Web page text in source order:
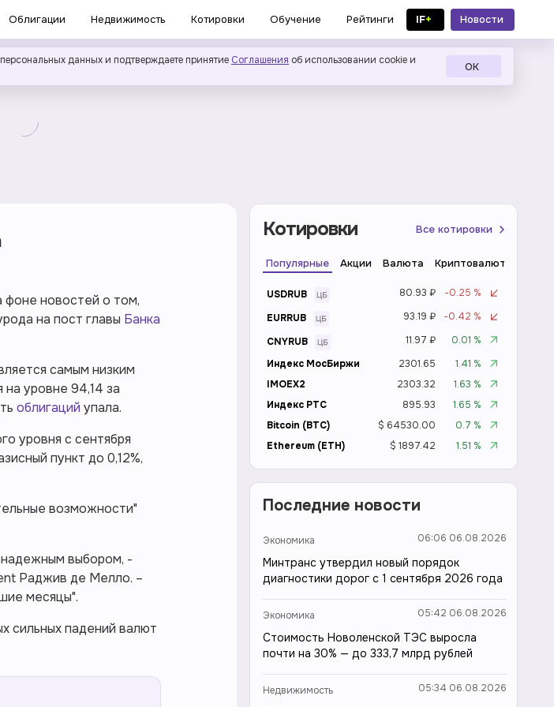
Облигации Недвижимость Котировки Обучение Рейтинги IF+
Новости
в MAX
данных и подтверждаете принятие Соглашения об использовании cookie и
ОК
фоне новостей о том,
на пост главы Банка
самым низким
на уровне 94,14 за
облигаций упала.
уровня с сентября
пункт до 0,12%,
возможности"
надежным выбором, -
Раджив де Мелло. –
месяцы".
сильных падений валют
Котировки Все котировки
Популярные Акции Валюта Криптовалюта
USDRUB 80.93 ₽
-0.25 %
EURRUB
93.19 ₽
-0.42 %
CNYRUB
11.97 ₽
0.01 %
Индекс МосБиржи
2301.65
1.41 %
IMOEX2
2303.32
1.63 %
Индекс РТС
895.93
1.65 %
Bitcoin (BTC)
$ 64530.00
0.7 %
Ethereum (ETH)
$ 1897.42 1.51 %
Последние новости
Экономика 06:06 06.08.2026
Минтранс утвердил новый порядок
диагностики дорог с 1 сентября 2026 года
Экономика 05:42 06.08.2026
Стоимость Новоленской ТЭС выросла
почти на 30% — до 333,7 млрд рублей
Недвижимость 05:34 06.08.2026